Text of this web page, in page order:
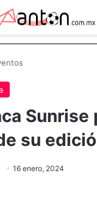
Sunrise
su
16 enero, 2024